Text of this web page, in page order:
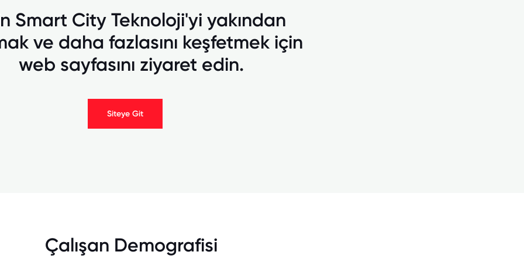
Smart City Teknoloji'yi yakından
ve daha fazlasını keşfetmek için
web sayfasını ziyaret edin.
Siteye Git
Çalışan Demografisi